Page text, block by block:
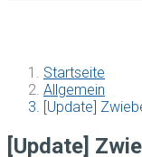
Startseite
Allgemein
[Update]
[Update]